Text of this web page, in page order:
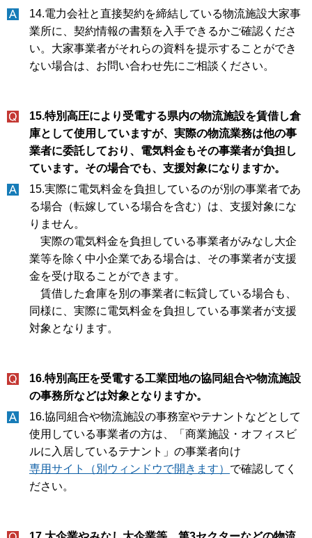
14.電力会社と直接契約を締結している物流施設大家事
業所に、契約情報の書類を入手できるかご確認くださ
い。大家事業者がそれらの資料を提示することができ
ない場合は、お問い合わせ先にご相談ください。
15.特別高圧により受電する県内の物流施設を賃借し倉
庫として使用していますが、実際の物流業務は他の事
業者に委託しており、電気料金もその事業者が負担し
ています。その場合でも、支援対象になりますか。
15.実際に電気料金を負担しているのが別の事業者であ
る場合（転嫁している場合を含む）は、支援対象にな
りません。
実際の電気料金を負担している事業者がみなし大企
業等を除く中小企業である場合は、その事業者が支援
金を受け取ることができます。
賃借した倉庫を別の事業者に転貸している場合も、
同様に、実際に電気料金を負担している事業者が支援
対象となります。
16.特別高圧を受電する工業団地の協同組合や物流施設
の事務所などは対象となりますか。
16.協同組合や物流施設の事務室やテナントなどとして
使用している事業者の方は、「商業施設・オフィスビ
ルに入居しているテナント」の事業者向け
専用サイト（別ウィンドウで開きます） で確認してく
ださい。